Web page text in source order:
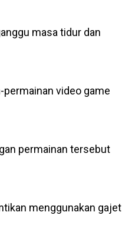
masa tidur dan
permainan video game
permainan tersebut
menggunakan gajet